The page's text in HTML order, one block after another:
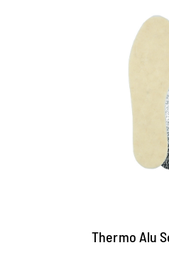
Protección
Suela termo de
también funciona,
El bastidor de aluminio
Thermo Alu